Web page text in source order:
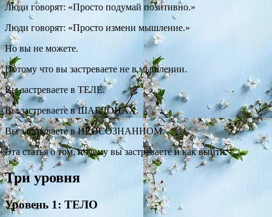
Люди говорят: «Просто подумай позитивно.»
Люди говорят: «Просто измени мышление.»
Но вы не можете.
Потому что вы застреваете не в мышлении.
Вы застреваете в ТЕЛЕ.
Вы застреваете в ШАБЛОНАХ.
Вы застреваете в НЕОСОЗНАННОМ.
Эта статья о том, почему вы застреваете и как выйти.
Три уровня
Уровень 1: ТЕЛО